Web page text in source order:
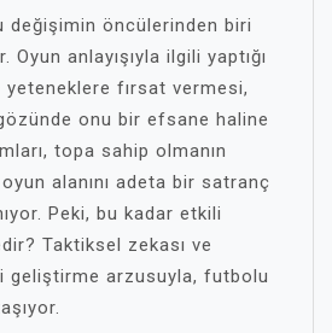
değişimin öncülerinden biri
Oyun anlayışıyla ilgili yaptığı
fırsat vermesi,
onu bir efsane haline
topa sahip olmanın
alanını adeta bir satranç
Peki, bu kadar etkili
Taktiksel zekası ve
geliştirme arzusuyla, futbolu